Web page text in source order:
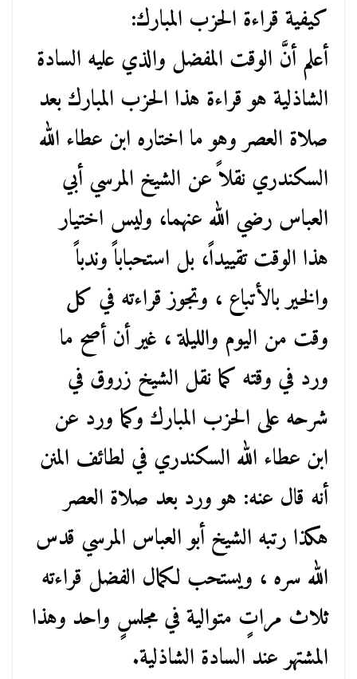
كيفية قراءة الحزب المبارك:
أعلم أنَّ الوقت المفضل والذي عليه السادة
الشاذلية هو قراءة هذا الحزب المبارك بعد
صلاة العصر وهو ما اختاره ابن عطاء الله
السكندري نقلاً عن الشيخ المرسي أبي
العباس رضي الله عنهما، وليس اختيار
هذا الوقت تقييداً، بل استحباباً وندباً
والخير بالأتباع ، وتجوز قراءته في كل
وقت من اليوم والليلة ، غير أن أصح ما
ورد في وقته كما نقل الشيخ زروق في
شرحه على الحزب المبارك وكما ورد عن
ابن عطاء الله السكندري في لطائف المنن
أنه قال عنه: هو ورد بعد صلاة العصر
هكذا رتبه الشيخ أبو العباس المرسي قدس
الله سره ، ويستحب لكمال الفضل قراءته
ثلاث مراتٍ متوالية في مجلسٍ واحد وهذا
المشتهر عند السادة الشاذلية.